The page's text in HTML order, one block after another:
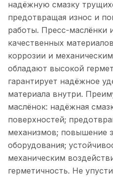
надёжную смазку
предотвращая износ и
работы. Пресс-маслёнки
качественных
коррозии и
обладают высокой
гарантирует надёжное
материала внутри.
маслёнок: надёжная
поверхностей;
механизмов; повышение
оборудования;
механическим
герметичность. Не